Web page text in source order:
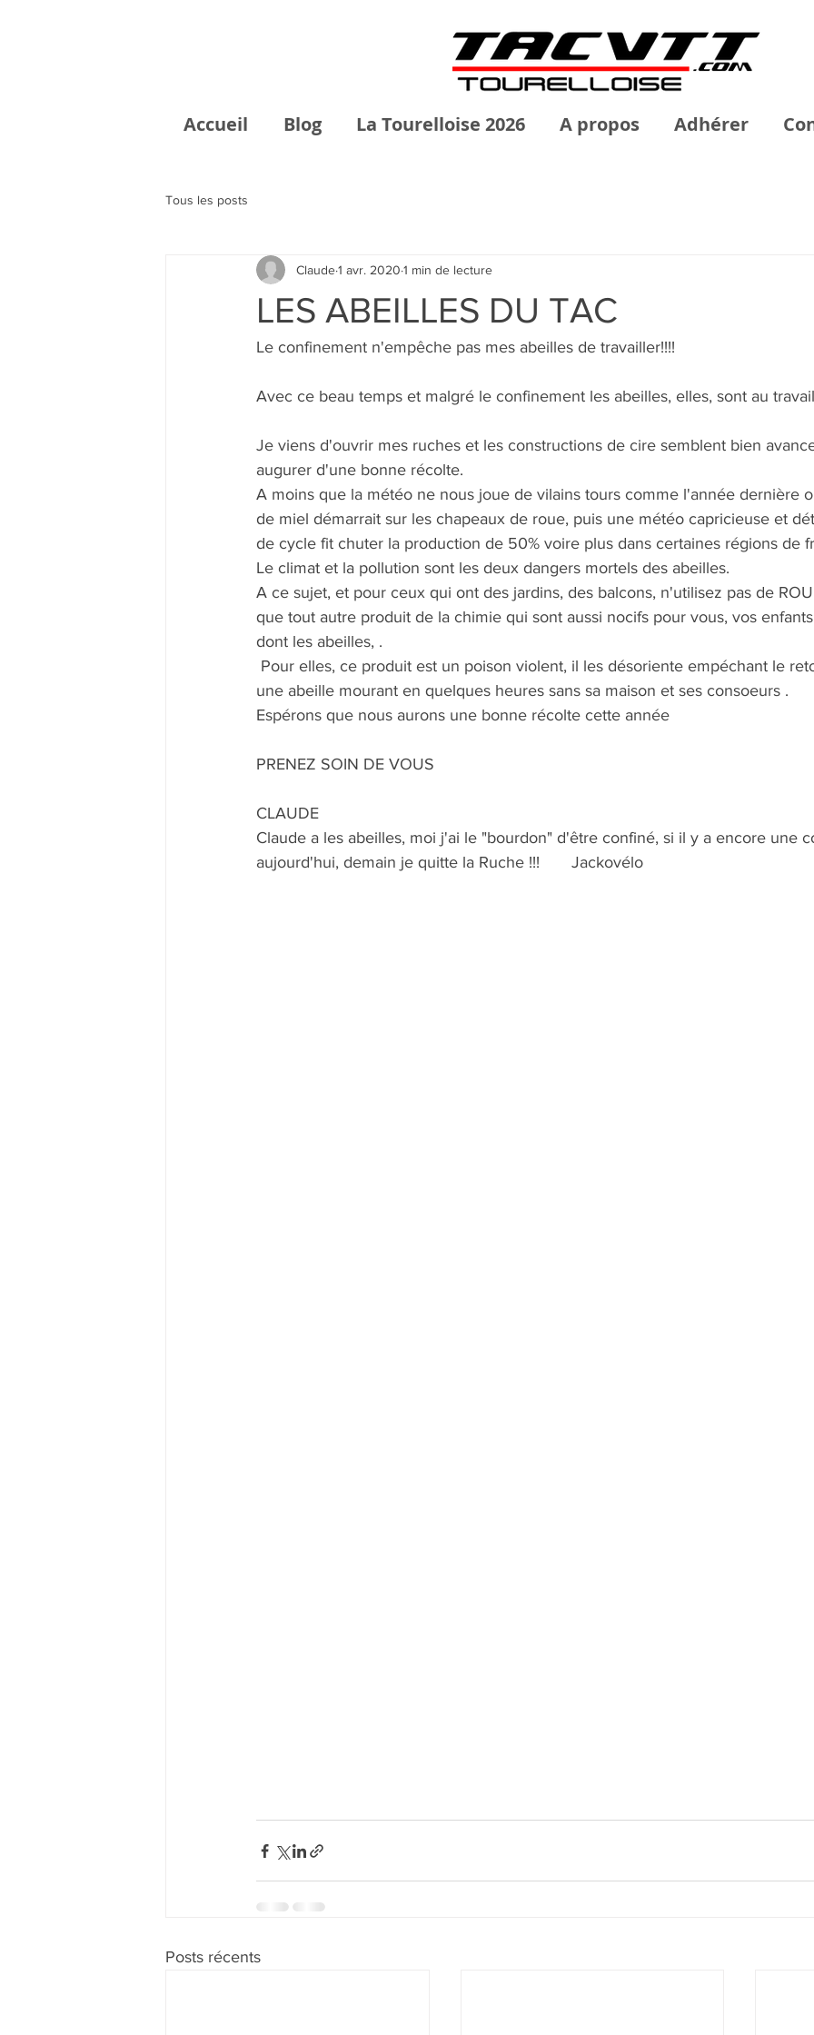
Accueil Blog La Tourelloise 2026 A propos Adhérer
Tous les posts
LES ABEILLES DU TAC
Claude1 avr. 2020 1 min de lecture
Le confinement n'empêche pas mes abeilles de travailler!!!!
Avec ce beau temps et malgré le confinement les abeilles, elles, sont au
Je viens d'ouvrir mes ruches et les constructions de cire semblent bien
augurer d'une bonne récolte.
A moins que la météo ne nous joue de vilains tours comme l'année dernière
de miel démarrait sur les chapeaux de roue, puis une météo capricieuse et
de cycle fit chuter la production de 50% voire plus dans certaines régions de
Le climat et la pollution sont les deux dangers mortels des abeilles.
A ce sujet, et pour ceux qui ont des jardins, des balcons, n'utilisez pas de
que tout autre produit de la chimie qui sont aussi nocifs pour vous, vos
dont les abeilles, .
une abeille mourant en quelques heures sans sa maison et ses consoeurs .
Espérons que nous aurons une bonne récolte cette année
PRENEZ SOIN DE VOUS
CLAUDE
Claude a les abeilles, moi j'ai le "bourdon" d'être confiné, si il y a encore une
aujourd'hui, demain je quitte la Ruche !!!       Jackovélo
Posts récents